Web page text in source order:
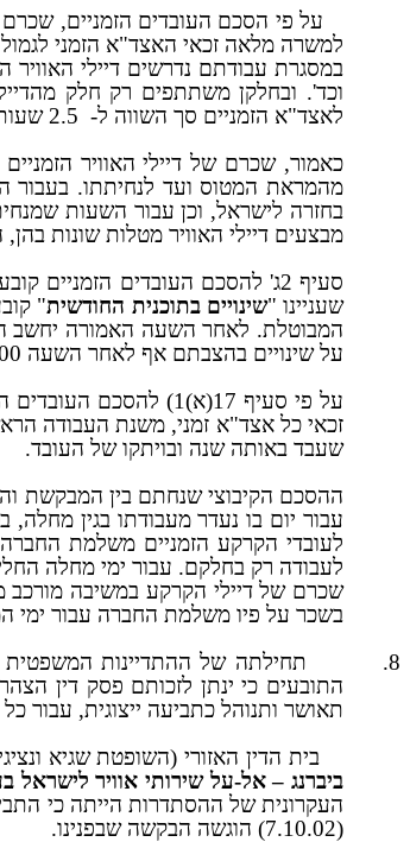
למשרה מלאה זכאי האצד"א הזמני לגמול שעות
במסגרת עבודתם נדרשים דיילי האוויר
וכד'. ובחלקן משתתפים רק חלק
לאצד"א הזמניים סך השווה ל- 2.5 שעות טיסה. עבור שעות השתלמות המבוצעות מעבר למשרה מלאה, אין משולמת התוספת בגין שעות נוספות.
כאמור, שכרם של דיילי האוויר
מהמראת המטוס ועד לנחיתתו. בעבור
בחזרה לישראל, וכן עבור השעות
מבצעים דיילי האוויר מטלות שונות
סעיף 2ג' להסכם העובדים הזמניים קובע כי סדרי העבודה הקבועים בפרק ל' להסכם הכללי חלים אף על האצד"א הזמניים, למעט התשלומים והזיכויים. סעיף
שעניינו "שינויים בתוכנית החודשית
המבוטלת. לאחר השעה האמורה יחשב
על שינויים בהצבתם אף לאחר השעה 17:00, ומחייבת אותם להתייצב להצבות אלו.
על פי סעיף 17(א)1) להסכם העובדים הזמניים, זכאים העובדים הזמניים לחופשה שנתית לפי הוראות חוק חופשה שנתית, התשי"א – 1951 (להלן – "
שעבד באותה שנה ובויתקו של העובד.
ההסכם הקיבוצי שנחתם בין המבקשת והמשיבה ביום
עבור יום בו נעדר מעבודתו בגין
לעובדי הקרקע הזמניים משלמת
לעבודה רק בחלקם. עבור ימי מחלה
שכרם של דיילי הקרקע במשיבה מורכב
בשכר על פיו משלמת החברה עבור ימי
8.
התובעים כי ינתן לזכותם פסק דין
תאושר ותנוהל כתביעה ייצוגית, עבור
בית הדין האזורי (השופטת שגיא
ביברנג – אל-על שירותי אוויר לישראל
העקרונית של ההסתדרות הייתה כי התביעה
(7.10.02) הוגשה הבקשה שבפנינו.